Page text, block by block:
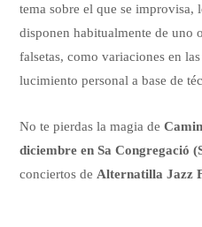
tema sobre el que se improvisa,
disponen habitualmente de uno
falsetas, como variaciones en
lucimiento personal a base de
No te pierdas la magia de
diciembre en Sa Congregació
conciertos de Alternatilla Jazz